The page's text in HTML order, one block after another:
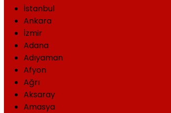
İstanbul
Ankara
İzmir
Adana
Adıyaman
Afyon
Ağrı
Aksaray
Amasya